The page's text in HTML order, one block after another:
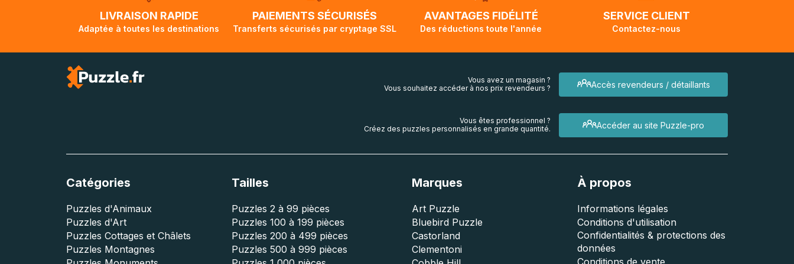
lorsque votre colis aura touché terre.
LIVRAISON RAPIDE
Adaptée à toutes les destinations
PAIEMENTS SÉCURISÉS
Transferts sécurisés par cryptage SSL
AVANTAGES FIDÉLITÉ
Des réductions toute l'année
SERVICE CLIENT
Contactez-nous
Accès revendeurs / détaillants
Vous avez un magasin ?
Vous souhaitez accéder à nos prix revendeurs ?
Accéder au site Puzzle-pro
Vous êtes professionnel ?
Créez des puzzles personnalisés en grande quantité.
Catégories
Puzzles d'Animaux
Puzzles d'Art
Puzzles Cottages et Châlets
Puzzles Montagnes
Tailles
Puzzles 2 à 99 pièces
Puzzles 100 à 199 pièces
Puzzles 200 à 499 pièces
Puzzles 500 à 999 pièces
Marques
Art Puzzle
Bluebird Puzzle
Castorland
Clementoni
À propos
Informations légales
Conditions d'utilisation
Confidentialités & protections des
données
Conditions de vente